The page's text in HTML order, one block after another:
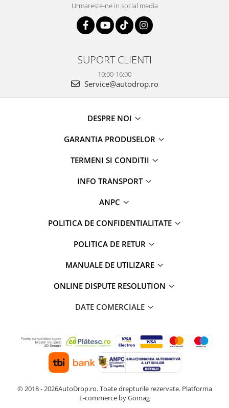
Urmareste-ne in social media
SUPORT CLIENTI
10:00-16:00
Service@autodrop.ro
DESPRE NOI
GARANTIA PRODUSELOR
TERMENI SI CONDITII
INFO TRANSPORT
ANPC
POLITICA DE CONFIDENTIALITATE
POLITICA DE RETUR
MANUALE DE UTILIZARE
ONLINE DISPUTE RESOLUTION
DATE COMERCIALE
© 2018 - 2026AutoDrop.ro. Toate drepturile rezervate. Platforma
E-commerce by Gomag